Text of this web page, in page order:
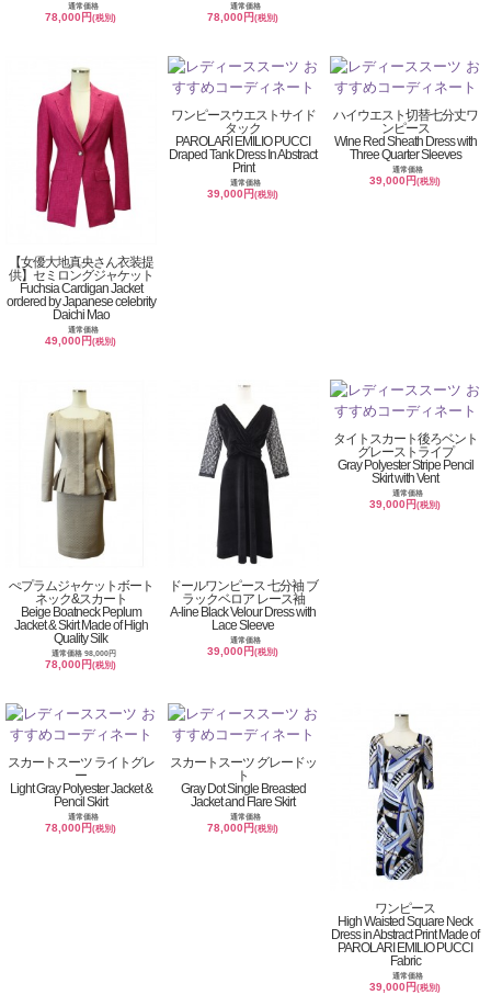
通常価格
78,000円(税別)
通常価格
78,000円(税別)
【女優大地真央さん衣装提
供】セミロングジャケット
Fuchsia Cardigan Jacket
ordered by Japanese celebrity
Daichi Mao
通常価格
49,000円(税別)
ワンピースウエストサイド
タック
PAROLARI EMILIO PUCCI
Draped Tank Dress In Abstract
Print
通常価格
39,000円(税別)
ハイウエスト切替七分丈ワ
ンピース
Wine Red Sheath Dress with
Three Quarter Sleeves
通常価格
39,000円(税別)
ぺプラムジャケットボート
ネック&スカート
Beige Boatneck Peplum
Jacket & Skirt Made of High
Quality Silk
通常価格 98,000円
78,000円(税別)
ドールワンピース 七分袖 ブ
ラックベロア レース袖
A-line Black Velour Dress with
Lace Sleeve
通常価格
39,000円(税別)
タイトスカート後ろベント
グレーストライプ
Gray Polyester Stripe Pencil
Skirt with Vent
通常価格
39,000円(税別)
スカートスーツ ライトグレ
ー
Light Gray Polyester Jacket &
Pencil Skirt
通常価格
78,000円(税別)
スカートスーツ グレードッ
ト
Gray Dot Single Breasted
Jacket and Flare Skirt
通常価格
78,000円(税別)
ワンピース
High Waisted Square Neck
Dress in Abstract Print Made of
PAROLARI EMILIO PUCCI
Fabric
通常価格
39,000円(税別)